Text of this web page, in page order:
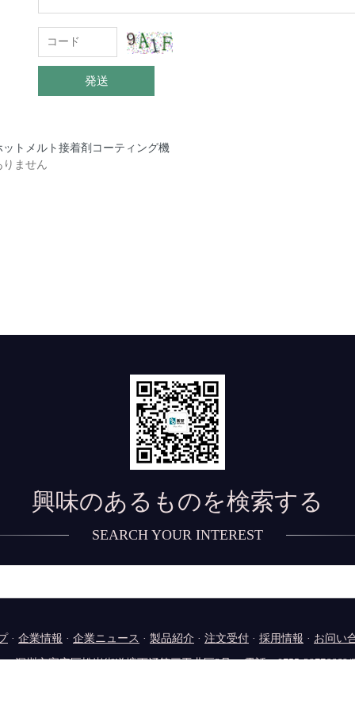
発送
ットメルト接着剤コーティング機
ありません
興味のあるものを検索する
SEARCH YOUR INTEREST
· 企業情報 · 企業ニュース · 製品紹介 · 注文受付 · 採用情報 · お问い
：深圳市宝安区松岗街道塘下涌第三工业区3号 電話：0755-29776669/